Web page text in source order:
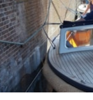
Contact